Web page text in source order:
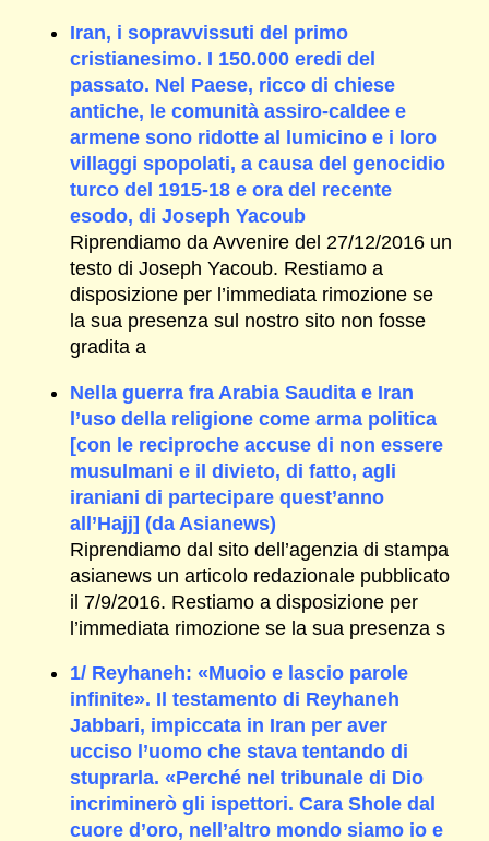
Iran, i sopravvissuti del primo
cristianesimo. I 150.000 eredi del
passato. Nel Paese, ricco di chiese
antiche, le comunità assiro-caldee e
armene sono ridotte al lumicino e i loro
villaggi spopolati, a causa del genocidio
turco del 1915-18 e ora del recente
esodo, di Joseph Yacoub
Riprendiamo da Avvenire del 27/12/2016 un
testo di Joseph Yacoub. Restiamo a
disposizione per l’immediata rimozione se
la sua presenza sul nostro sito non fosse
gradita a
Nella guerra fra Arabia Saudita e Iran
l’uso della religione come arma politica
[con le reciproche accuse di non essere
musulmani e il divieto, di fatto, agli
iraniani di partecipare quest’anno
all’Hajj] (da Asianews)
Riprendiamo dal sito dell’agenzia di stampa
asianews un articolo redazionale pubblicato
il 7/9/2016. Restiamo a disposizione per
l’immediata rimozione se la sua presenza s
1/ Reyhaneh: «Muoio e lascio parole
infinite». Il testamento di Reyhaneh
Jabbari, impiccata in Iran per aver
ucciso l’uomo che stava tentando di
stuprarla. «Perché nel tribunale di Dio
incriminerò gli ispettori. Cara Shole dal
cuore d’oro, nell’altro mondo siamo io e